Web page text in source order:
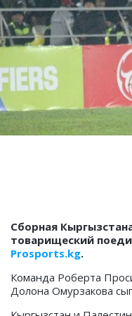
Сборная
товарищеский
Prosports.kg.
Команда Роберта
Долона Омурзакова